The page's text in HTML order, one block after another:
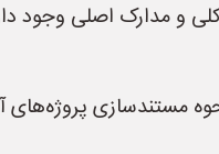
مدارک اصلی وجود
مستندسازی پروژه‌های